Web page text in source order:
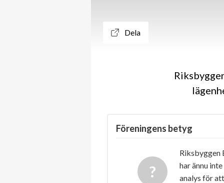
Dela
Föreningens betyg
Riksbyggen
har ännu
analys för